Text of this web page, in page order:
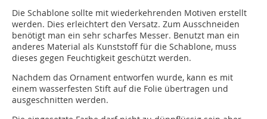
Die Schablone sollte mit wiederkehrenden Motiven erstellt
werden. Dies erleichtert den Versatz. Zum Ausschneiden
benötigt man ein sehr scharfes Messer. Benutzt man ein
anderes Material als Kunststoff für die Schablone, muss
dieses gegen Feuchtigkeit geschützt werden.
Nachdem das Ornament entworfen wurde, kann es mit
einem wasserfesten Stift auf die Folie übertragen und
ausgeschnitten werden.